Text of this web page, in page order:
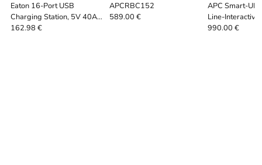
Eaton 16-Port USB
Charging Station, 5V 40A
200W USB | Eaton
162.98 €
APCRBC152
589.00 €
APC Smart-
Line-Interactive
1980 W
990.00 €